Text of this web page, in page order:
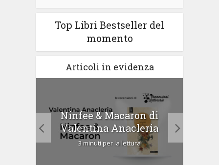
Top Libri Bestseller del
momento
Articoli in evidenza
Ninfee & Macaron di
Valentina Anacleria
3 minuti per la lettura